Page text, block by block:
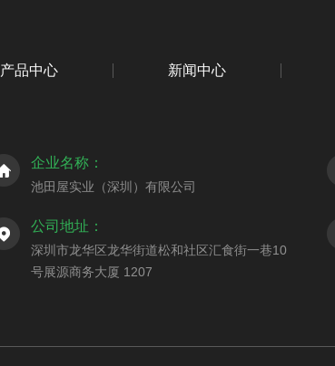
产品中心 新闻中心
企业名称：
池田屋实业（深圳）有限公司
公司地址：
深圳市龙华区龙华街道松和社区汇食街一巷10
号展源商务大厦 1207